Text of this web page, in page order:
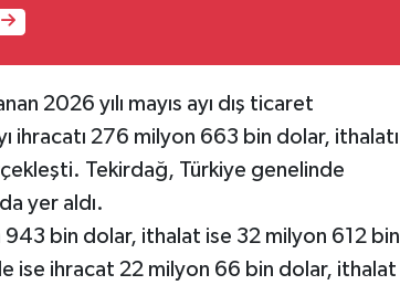
2026 yılı mayıs ayı dış ticaret
ihracatı 276 milyon 663 bin dolar, ithalatı
Tekirdağ, Türkiye genelinde
yer aldı.
943 bin dolar, ithalat ise 32 milyon 612 bin
ise ihracat 22 milyon 66 bin dolar, ithalat